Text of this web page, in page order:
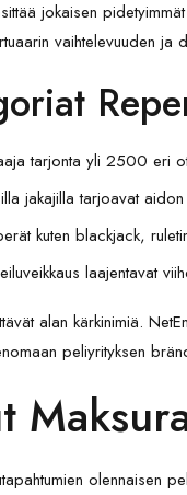
jokaisen
vaihtelevuuden ja
tarjonta yli 2500 eri
jakajilla tarjoavat
kuten blackjack,
laajentavat
alan kärkinimiä.
peliyrityksen
olennaisen